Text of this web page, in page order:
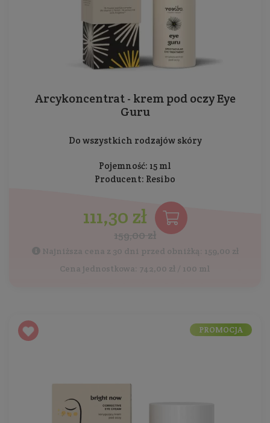
Arcykoncentrat - krem pod oczy Eye
Guru
Do wszystkich rodzajów skóry
Pojemność: 15 ml
Producent: Resibo
111,30 zł
159,00 zł
Najniższa cena z 30 dni przed obniżką: 159,00 zł
Cena jednostkowa: 742,00 zł / 100 ml
PROMOCJA